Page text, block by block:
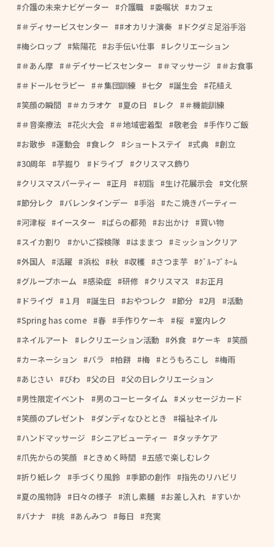
介護の未来ナビゲーター 介護職 委嘱状
カフェ
＃ディサービスセンター
#オカリナ演奏
ドクダミ足浴手浴
梅シロップ
紫陽花 お手伝い仕事
レクリエーション
＃あん摩
＃デイサービスセンター ＃マッサージ
＃お食事
＃ドールセラピー
＃集団訓練 七夕 誕生会
花植え
笑顔の瞬間
＃カラオケ 夏の日 レク
＃機能訓練
＃音楽療法
花火大会 ＃地域密着型 敬老会
手作りご飯
お散歩
運動会 食レク ショートステイ 式典
創立
30周年
芋掘り ドライブ
クリスマス飾り
クリスマスパーティー
正月 初詣 生け花展示会
文化祭
節分レク
バレンタインデー 手浴
たこ焼きパーティー
河津桜
イースター ばらの都苑 お出かけ
買い物
スイカ割り
かいご探検隊 はままつ
ミッションクリア
外国人
活躍 浜松 秋 収穫 さつま芋
ｸﾞﾙｰﾌﾟﾎｰﾑ
グループホーム
感染症 研修 クリスマス
お正月
ドライヴ
１月 誕生日 おやつレク 節分 2月
活動
Spring has come
春 手作りケーキ 桜
室内レク
ネイルアート
レクリエーション活動 外食 ケーキ
笑顔
カーネーション
バラ 柏餅 梅 とうもろこし
梅雨
あじさい
びわ 父の日
父の日レクリエーション
男性限定イベント
男のコーヒータイム
メッセージカード
笑顔のプレゼント
ダンディなひととき
福祉ネイル
ハンドマッサージ
シニアビューティー
タッチケア
爪先からの笑顔
ときめく時間
五感で楽しむレク
折り紙レク
手づくり風鈴 季節の創作
指先のリハビリ
夏の風物詩
日々の様子 流し素麺 お差し入れ
すいか
バナナ
桃 あんみつ 毎日 充実